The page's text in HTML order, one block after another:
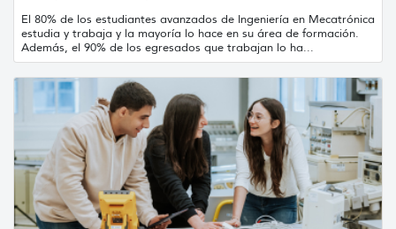
El 80% de los estudiantes avanzados de Ingeniería en Mecatrónica
estudia y trabaja y la mayoría lo hace en su área de formación.
Además, el 90% de los egresados que trabajan lo ha...